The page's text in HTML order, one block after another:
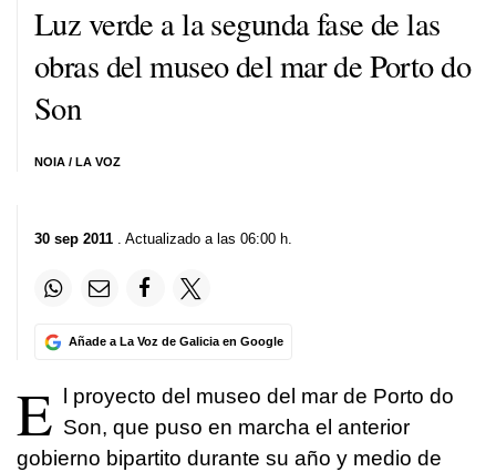
Luz verde a la segunda fase de las
obras del museo del mar de Porto do
Son
NOIA / LA VOZ
30 sep 2011 . Actualizado a las 06:00 h.
Añade a La Voz de Galicia en Google
E
l proyecto del museo del mar de Porto do
Son, que puso en marcha el anterior
gobierno bipartito durante su año y medio de